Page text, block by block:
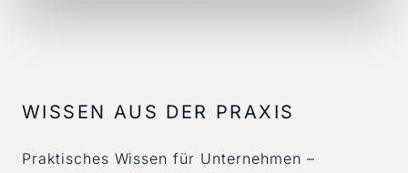
WISSEN AUS DER PRAXIS
Praktisches Wissen für Unternehmen –